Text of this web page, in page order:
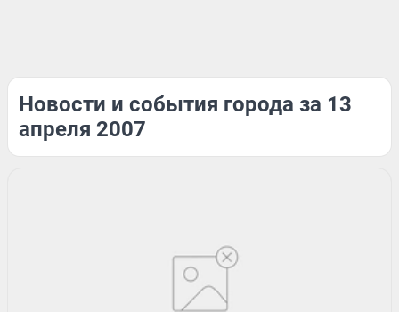
Новости и события города за 13
апреля 2007